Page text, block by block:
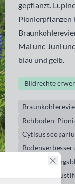
gepflanzt.
Pionierpflanzen
Mai und Juni
blau und gelb.
Bildrechte
Rohboden-
Cytisus
Lupinus